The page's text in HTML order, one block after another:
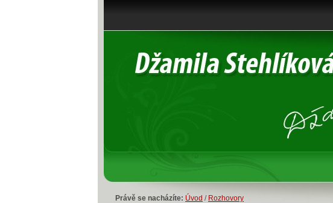
Právě se nacházíte: Úvod / Rozhovory